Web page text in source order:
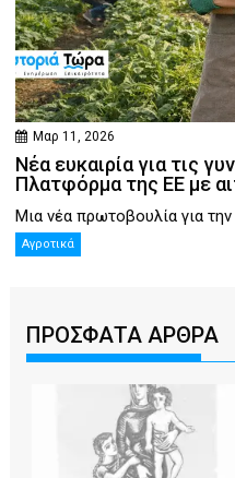
Μαρ 11, 2026
Νέα ευκαιρία για τις
Πλατφόρμα της ΕΕ με
Μια νέα πρωτοβουλία για
Αγροτικά
ΠΡΟΣΦΑΤΑ ΑΡΘΡΑ